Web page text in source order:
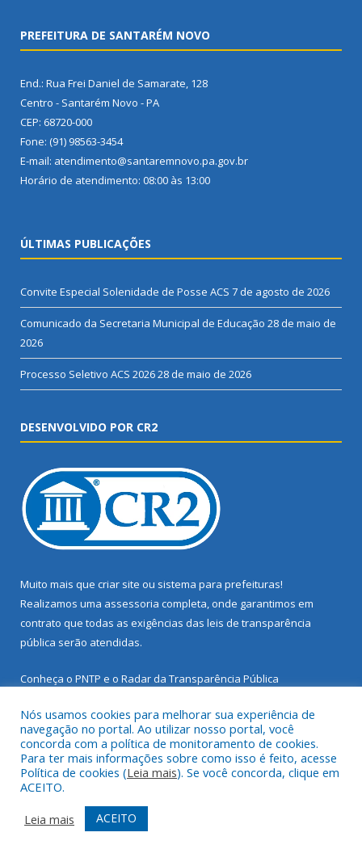
PREFEITURA DE SANTARÉM NOVO
End.: Rua Frei Daniel de Samarate, 128
Centro - Santarém Novo - PA
CEP: 68720-000
Fone: (91) 98563-3454
E-mail: atendimento@santaremnovo.pa.gov.br
Horário de atendimento: 08:00 às 13:00
ÚLTIMAS PUBLICAÇÕES
Convite Especial Solenidade de Posse ACS 7 de agosto de 2026
Comunicado da Secretaria Municipal de Educação 28 de maio de
2026
Processo Seletivo ACS 202628 de maio de 2026
DESENVOLVIDO POR CR2
Muito mais que criar site ou sistema para prefeituras!
Realizamos uma assessoria completa, onde garantimos em
contrato que todas as exigências das leis de transparência
pública serão atendidas.
Conheça o PNTP e o Radar da Transparência Pública
Todos os direitos reservados a Prefeitura Municipal de Santarém
Novo.
Mapa do Site
Acessar Área Administrativa
Acessar Webmail
Nós usamos cookies para melhorar sua experiência de
navegação no portal. Ao utilizar nosso portal, você
concorda com a política de monitoramento de cookies.
Para ter mais informações sobre como isso é feito, acesse
Política de cookies (Leia mais). Se você concorda, clique em
ACEITO.
Leia mais
ACEITO